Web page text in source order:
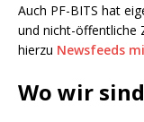
Auch PF-BITS hat
und nicht-öffentliche
hierzu Newsfeeds
Wo wir sind